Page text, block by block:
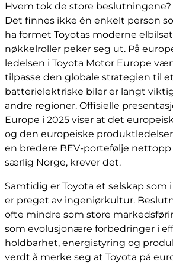
Hvem tok de store beslutningene?
Det finnes ikke én enkelt person
ha formet Toyotas moderne
nøkkelroller peker seg ut. På
ledelsen i Toyota Motor Europe
tilpasse den globale strategien til
batterielektriske biler er langt
andre regioner. Offisielle
Europe i 2025 viser at det
og den europeiske
en bredere BEV-portefølje nettopp
særlig Norge, krever det.
Samtidig er Toyota et selskap som
er preget av ingeniørkultur.
ofte mindre som store
som evolusjonære forbedringer i
holdbarhet, energistyring og
verdt å merke seg at Toyota på